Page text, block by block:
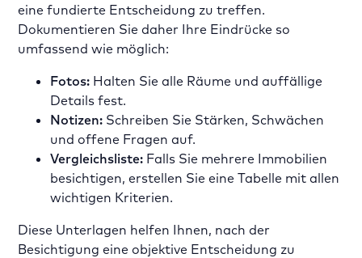
eine fundierte Entscheidung zu treffen.
Dokumentieren Sie daher Ihre Eindrücke so
umfassend wie möglich:
Fotos: Halten Sie alle Räume und auffällige
Details fest.
Notizen: Schreiben Sie Stärken, Schwächen
und offene Fragen auf.
Vergleichsliste: Falls Sie mehrere Immobilien
besichtigen, erstellen Sie eine Tabelle mit allen
wichtigen Kriterien.
Diese Unterlagen helfen Ihnen, nach der
Besichtigung eine objektive Entscheidung zu